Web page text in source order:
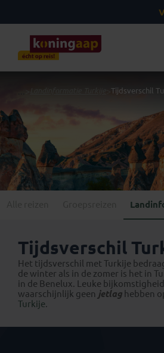
Tijdsverschil
Tijdsverschil
Het tijdsverschil met Turkije
de winter als in de zomer is het in
in de Benelux. Leuke
waarschijnlijk geen jetlag hebben
Turkije.